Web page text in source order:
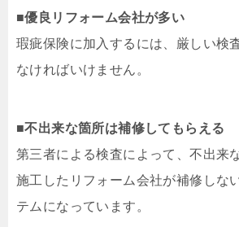
■優良リフォーム会社が多い
瑕疵保険に加入するには、厳しい検
なければいけません。
■不出来な箇所は補修してもらえる
第三者による検査によって、不出来
施工したリフォーム会社が補修しな
テムになっています。